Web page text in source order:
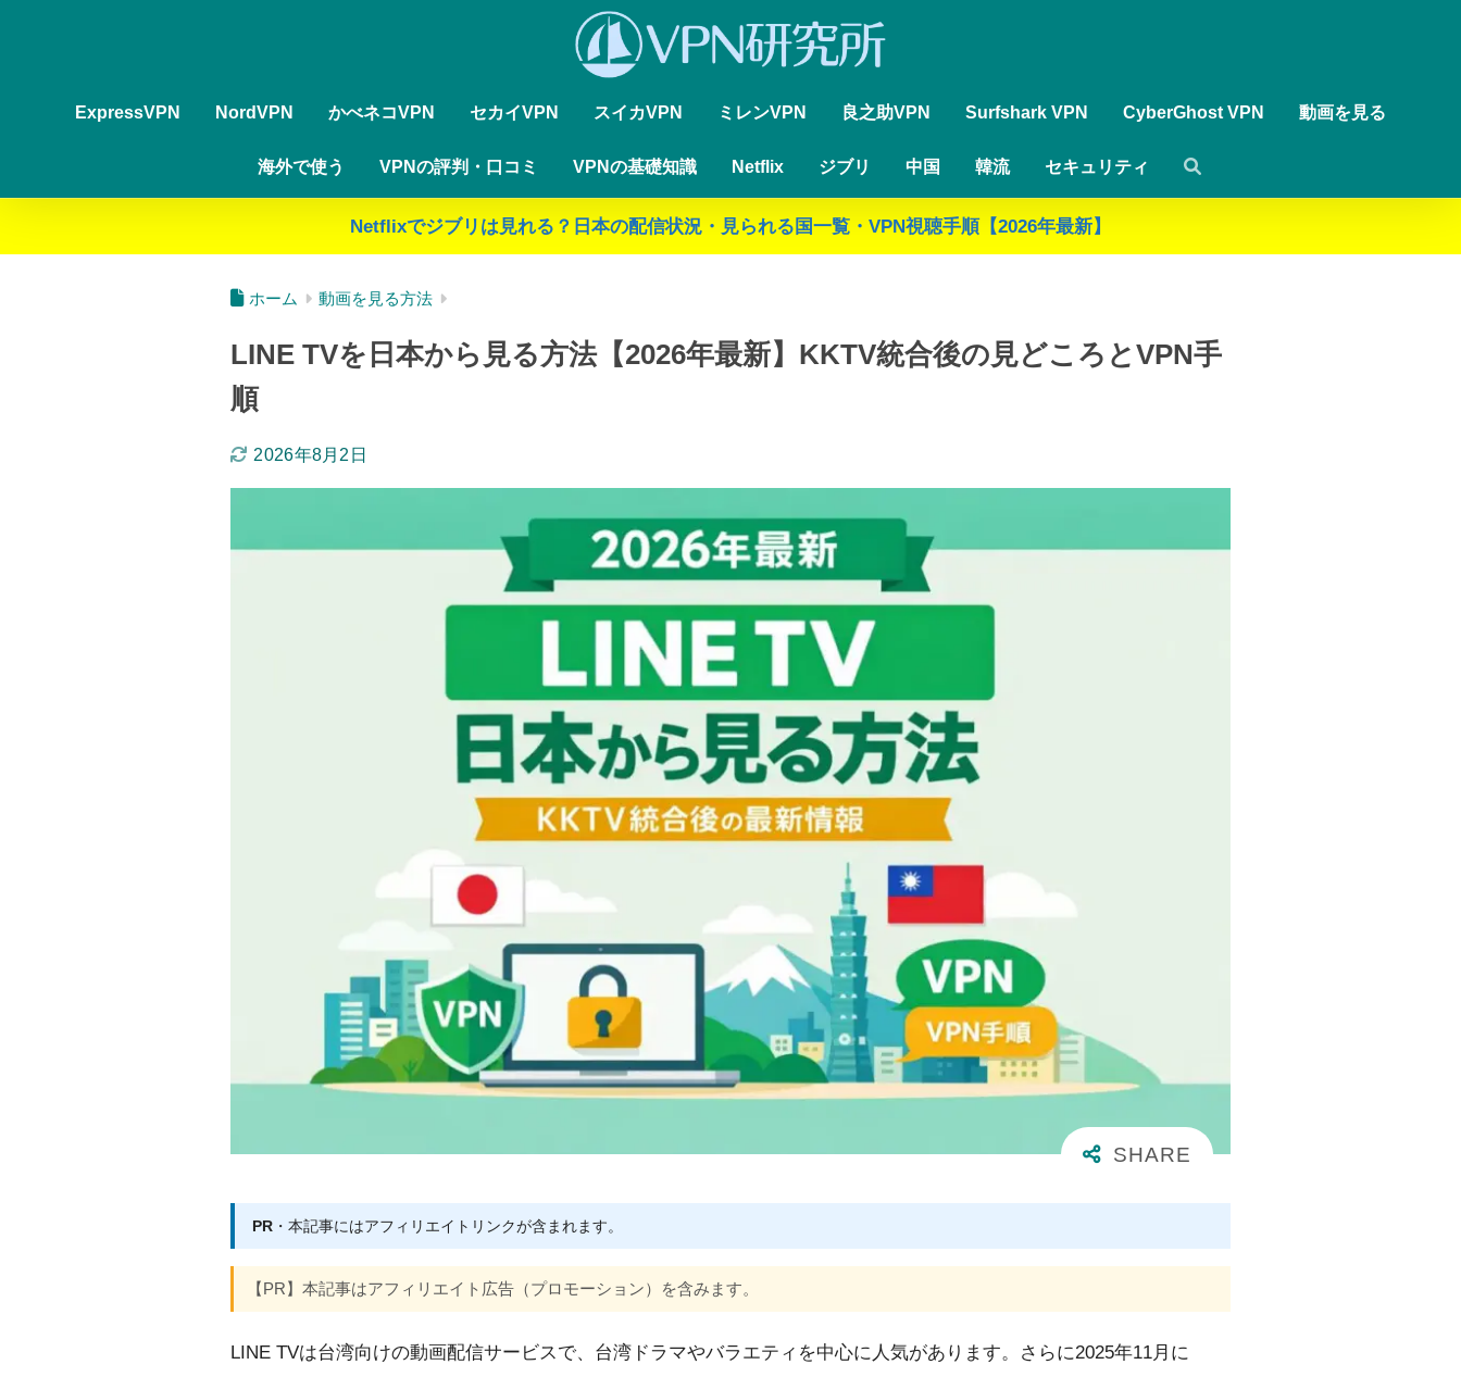
ExpressVPN NordVPN かべネコVPN セカイVPN スイカVPN ミレンVPN 良之助VPN Surfshark VPN CyberGhost VPN 動画を見る
海外で使う VPNの評判・口コミ VPNの基礎知識 Netflix ジブリ 中国 韓流 セキュリティ
Netflixでジブリは見れる？日本の配信状況・見られる国一覧・VPN視聴手順【2026年最新】
ホーム 動画を見る方法
LINE TVを日本から見る方法【2026年最新】KKTV統合後の見どころとVPN手
順
2026年8月2日
PR ・本記事にはアフィリエイトリンクが含まれます。
【PR】本記事はアフィリエイト広告（プロモーション）を含みます。
LINE TVは台湾向けの動画配信サービスで、台湾ドラマやバラエティを中心に人気があります。さらに2025年11月に